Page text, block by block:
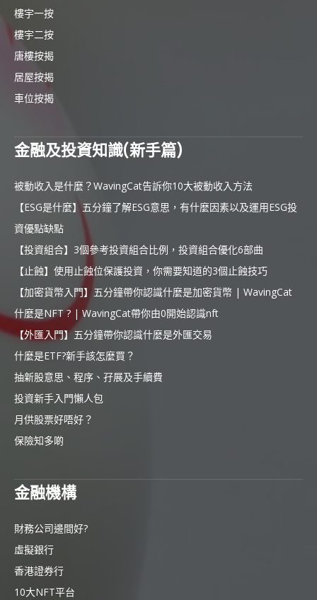
樓宇一按
樓宇二按
唐樓按揭
居屋按揭
車位按揭
金融及投資知識(新手篇)
被動收入是什麼？WavingCat告訴你10大被動收入方法
【ESG是什麼】五分鐘了解ESG意思，有什麼因素以及運用ESG投
資優點缺點
【投資組合】3個參考投資組合比例，投資組合優化6部曲
【止蝕】使用止蝕位保護投資，你需要知道的3個止蝕技巧
【加密貨幣入門】五分鐘帶你認識什麼是加密貨幣 | WavingCat
什麼是NFT ? | WavingCat帶你由0開始認識nft
【外匯入門】五分鐘帶你認識什麼是外匯交易
什麼是ETF?新手該怎麼買？
抽新股意思、程序、孖展及手續費
投資新手入門懶人包
月供股票好唔好？
保險知多啲
金融機構
財務公司邊間好?
虛擬銀行
香港證券行
10大NFT平台